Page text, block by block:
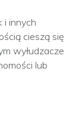
i innych
cieszą się
wyłudzacze
lub